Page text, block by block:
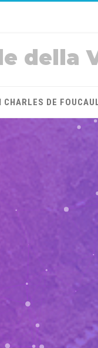
della
CHARLES DE